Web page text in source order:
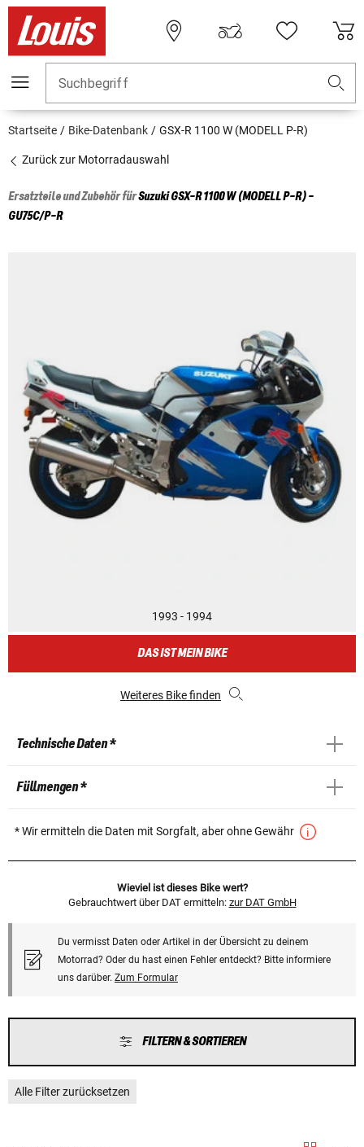
Suchbegriff
Startseite Bike-Datenbank GSX-R 1100 W (MODELL P-R)
Zurück zur Motorradauswahl
Ersatzteile und Zubehör fürSuzukiGSX-R 1100 W (MODELL P-R) -
GU75C/P-R
1993 - 1994
DAS IST MEIN BIKE
Weiteres Bike finden
Technische Daten *
Füllmengen *
* Wir ermitteln die Daten mit Sorgfalt, aber ohne Gewähr
Wieviel ist dieses Bike wert?
Gebrauchtwert über DAT ermitteln: zur DAT GmbH
Du vermisst Daten oder Artikel in der Übersicht zu deinem
Motorrad? Oder du hast einen Fehler entdeckt? Bitte informiere
uns darüber. Zum Formular
FILTERN & SORTIEREN
Alle Filter zurücksetzen